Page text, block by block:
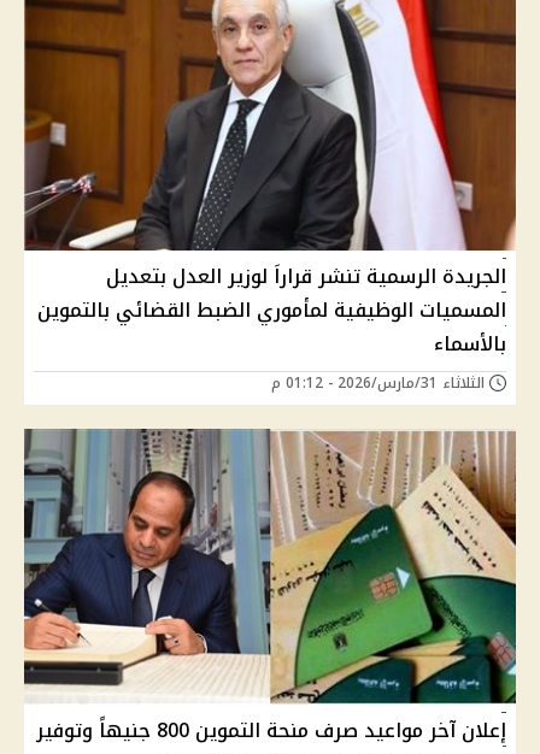
الجريدة الرسمية تنشر قراراَ لوزير العدل بتعديل
المسميات الوظيفية لمأموري الضبط القضائي بالتموين
بالأسماء
الثلاثاء 31/مارس/2026 - 01:12 م
إعلان آخر مواعيد صرف منحة التموين 800 جنيهاً وتوفير